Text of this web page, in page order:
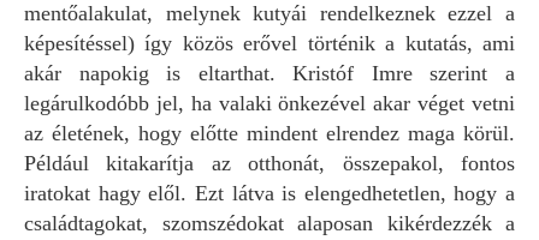
mentőalakulat, melynek kutyái rendelkeznek ezzel a
képesítéssel) így közös erővel történik a kutatás, ami
akár napokig is eltarthat. Kristóf Imre szerint a
legárulkodóbb jel, ha valaki önkezével akar véget vetni
az életének, hogy előtte mindent elrendez maga körül.
Például kitakarítja az otthonát, összepakol, fontos
iratokat hagy elől. Ezt látva is elengedhetetlen, hogy a
családtagokat, szomszédokat alaposan kikérdezzék a